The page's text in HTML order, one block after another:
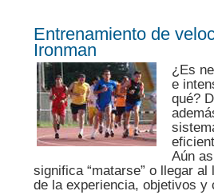
Entrenamiento de
Ironman
¿Es
e
qué?
Aún
significa “matarse” o llegar
de la experiencia, objetivos y